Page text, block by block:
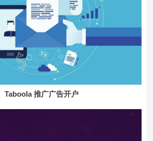
Taboola 推广广告开户